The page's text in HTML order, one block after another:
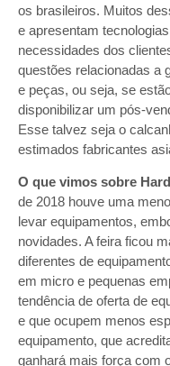
os brasileiros. Muitos
e apresentam
necessidades dos
questões relacionadas a
e peças, ou seja, se
disponibilizar um pós-
Esse talvez seja o
estimados fabricantes
O que vimos sobre
de 2018 houve uma
levar equipamentos,
novidades. A feira ficou
diferentes de
em micro e pequenas
tendência de oferta de
e que ocupem menos
equipamento, que
ganhará mais força com